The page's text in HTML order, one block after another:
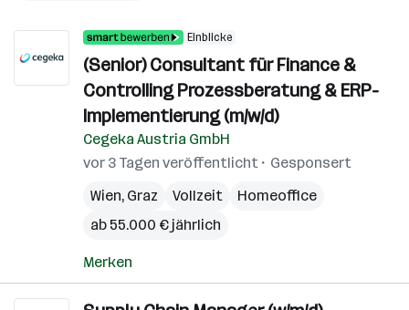
Einblicke
(Senior) Consultant für Finance &
Controlling Prozessberatung & ERP-
Implementierung (m/w/d)
Cegeka Austria GmbH
vor 3 Tagen veröffentlicht
Gesponsert
Wien, Graz Vollzeit
Homeoffice
ab 55.000 € jährlich
Merken